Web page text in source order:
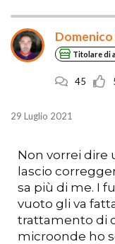
i
o
n
Domenico
Titolare di
45
29 Luglio 2021
Non vorrei dire
lascio
sa più di me. I
vuoto gli va
trattamento di
microonde ho